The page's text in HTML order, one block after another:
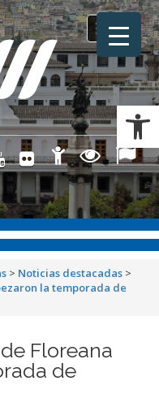
Toggle
> Noticias destacadas >
la temporada de
Floreana
de